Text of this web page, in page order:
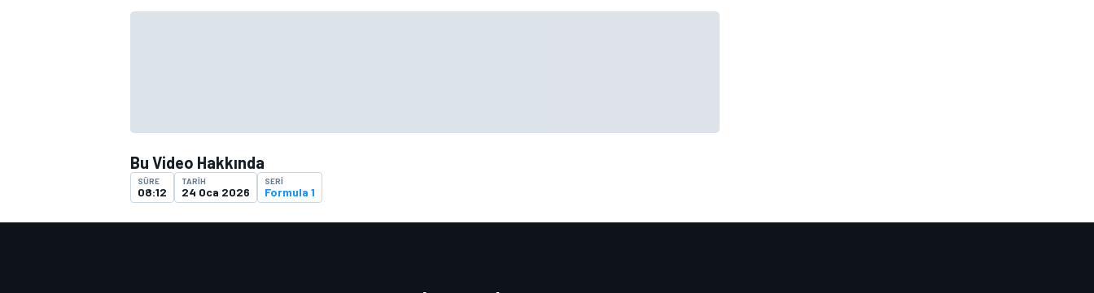
TÜRK SPORCULAR
Bu Video Hakkında
SÜRE
08:12
TARIH
24 Oca 2026
SERI
Formula 1